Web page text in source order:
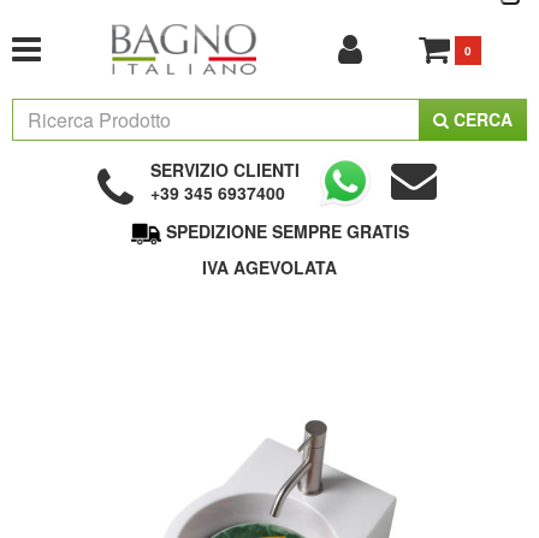
0
CERCA
SERVIZIO CLIENTI
+39 345 6937400
SPEDIZIONE SEMPRE GRATIS
IVA AGEVOLATA